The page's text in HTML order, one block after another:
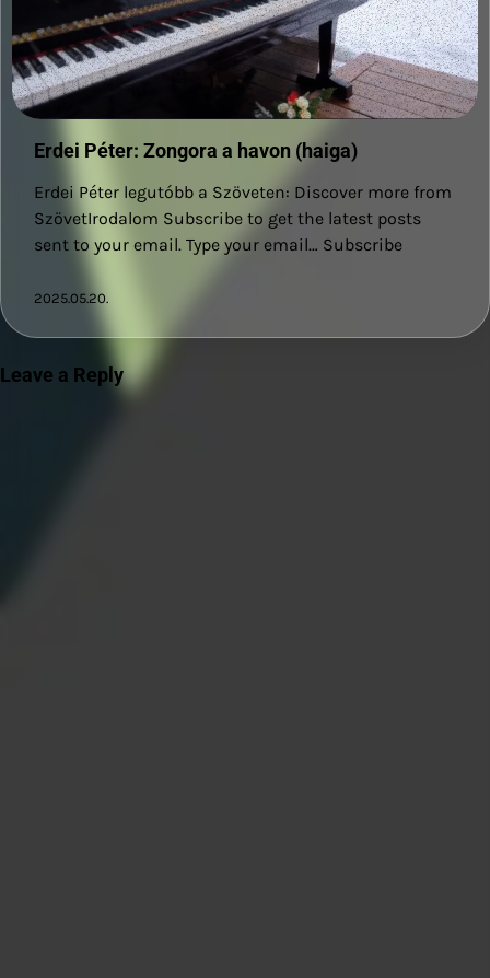
Erdei Péter: Zongora a havon (haiga)
Erdei Péter legutóbb a Szöveten: Discover more from
SzövetIrodalom Subscribe to get the latest posts
sent to your email. Type your email… Subscribe
2025.05.20.
Leave a Reply